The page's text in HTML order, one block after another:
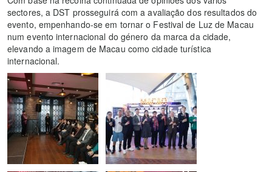
sectores, a DST prosseguirá com a avaliação dos resultados do
evento, empenhando-se em tornar o Festival de Luz de Macau
num evento internacional do género da marca da cidade,
elevando a imagem de Macau como cidade turística
internacional.